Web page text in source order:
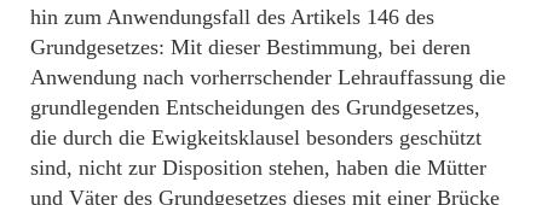
hin zum Anwendungsfall des Artikels 146 des
Grundgesetzes: Mit dieser Bestimmung, bei deren
Anwendung nach vorherrschender Lehrauffassung die
grundlegenden Entscheidungen des Grundgesetzes,
die durch die Ewigkeitsklausel besonders geschützt
sind, nicht zur Disposition stehen, haben die Mütter
und Väter des Grundgesetzes dieses mit einer Brücke